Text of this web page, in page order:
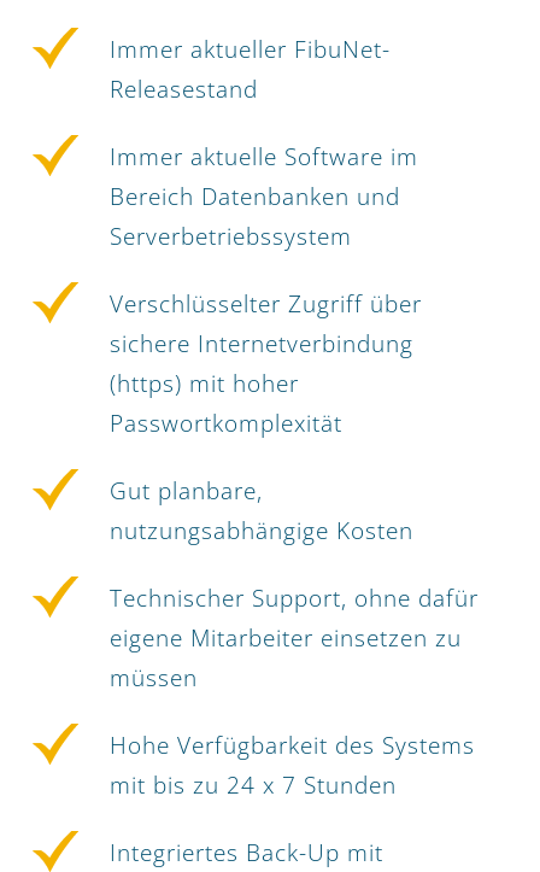
Immer aktueller FibuNet-
Releasestand
Immer aktuelle Software im
Bereich Datenbanken und
Serverbetriebssystem
Verschlüsselter Zugriff über
sichere Internetverbindung
(https) mit hoher
Passwortkomplexität
Gut planbare,
nutzungsabhängige Kosten
Technischer Support, ohne dafür
eigene Mitarbeiter einsetzen zu
müssen
Hohe Verfügbarkeit des Systems
mit bis zu 24 x 7 Stunden
Integriertes Back-Up mit